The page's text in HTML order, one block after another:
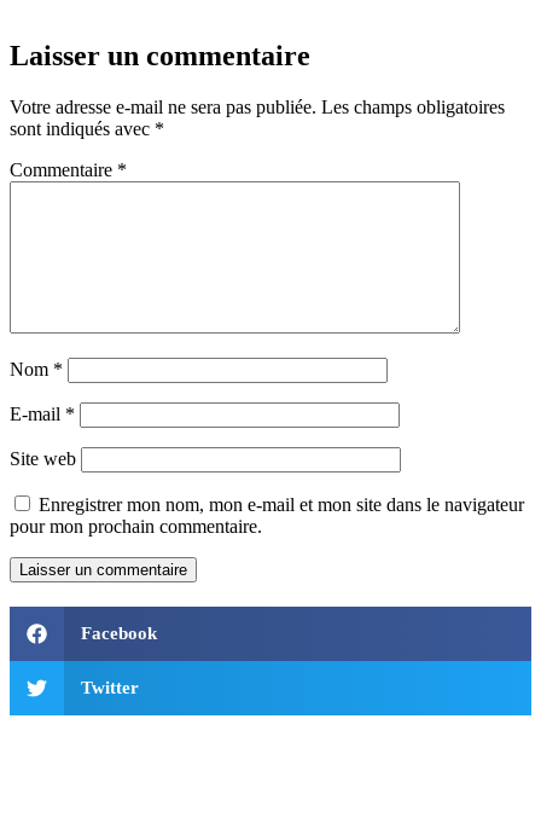
Laisser un commentaire
Votre adresse e-mail ne sera pas publiée. Les champs obligatoires
sont indiqués avec *
Commentaire *
Nom *
E-mail *
Site web
Enregistrer mon nom, mon e-mail et mon site dans le navigateur
pour mon prochain commentaire.
Facebook
Twitter